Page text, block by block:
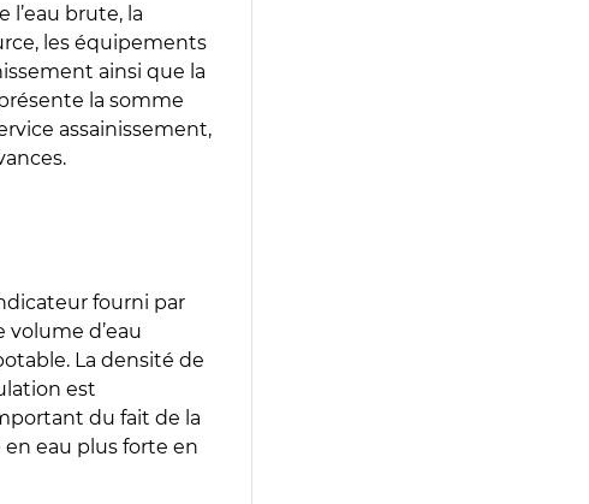
brute, la
les équipements
ainsi que la
la somme
assainissement,
fourni par
volume d’eau
La densité de
est
du fait de la
eau plus forte en